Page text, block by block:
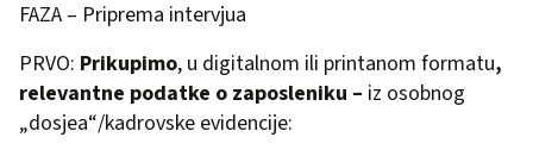
FAZA – Priprema intervjua
PRVO: Prikupimo, u digitalnom ili printanom formatu,
relevantne podatke o zaposleniku – iz osobnog
„dosjea“/kadrovske evidencije: